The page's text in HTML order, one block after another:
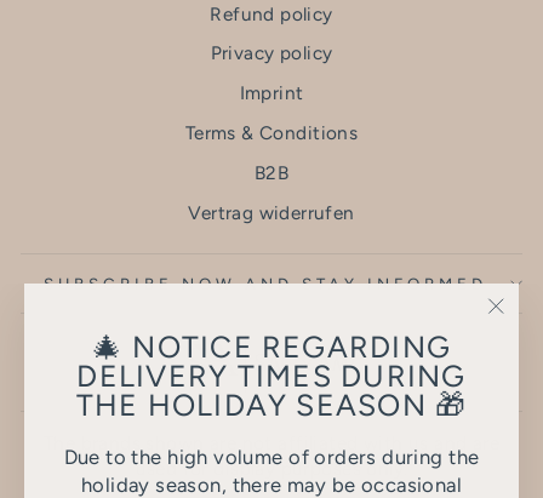
🎄 NOTICE REGARDING
DELIVERY TIMES DURING
THE HOLIDAY SEASON 🎁
Due to the high volume of orders during the
holiday season, there may be occasional
Refund policy
Privacy policy
Imprint
Terms & Conditions
B2B
Vertrag widerrufen
SUBSCRIBE NOW AND STAY INFORMED
used for display purposes only.